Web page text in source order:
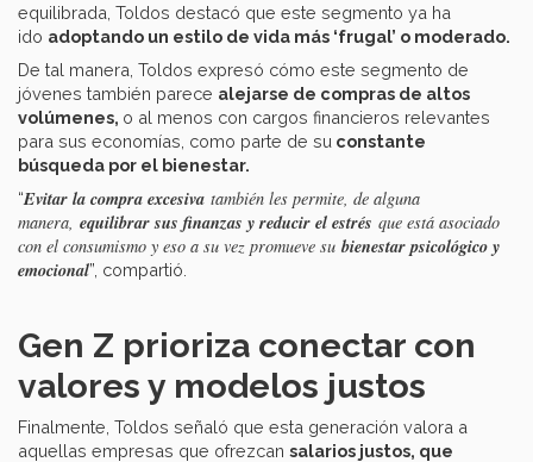
equilibrada, Toldos destacó que este segmento ya ha
ido adoptando un estilo de vida más ‘frugal’ o moderado.
De tal manera, Toldos expresó cómo este segmento de
jóvenes también parece alejarse de compras de altos
volúmenes, o al menos con cargos financieros relevantes
para sus economías, como parte de su constante
búsqueda por el bienestar.
“Evitar la compra excesiva también les permite, de alguna
manera, equilibrar sus finanzas y reducir el estrés que está asociado
con el consumismo y eso a su vez promueve su bienestar psicológico y
emocional”, compartió.
Gen Z prioriza conectar con
valores y modelos justos
Finalmente, Toldos señaló que esta generación valora a
aquellas empresas que ofrezcan salarios justos, que